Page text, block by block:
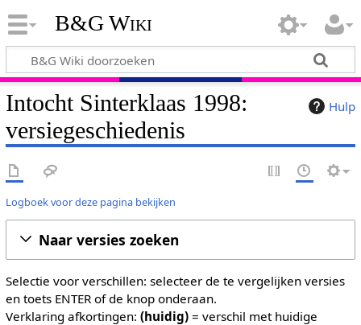
B&G Wiki
Hulp
Intocht Sinterklaas 1998:
versiegeschiedenis
Logboek voor deze pagina bekijken
Naar versies zoeken
Selectie voor verschillen: selecteer de te vergelijken versies
en toets ENTER of de knop onderaan.
Verklaring afkortingen: (huidig)= verschil met huidige